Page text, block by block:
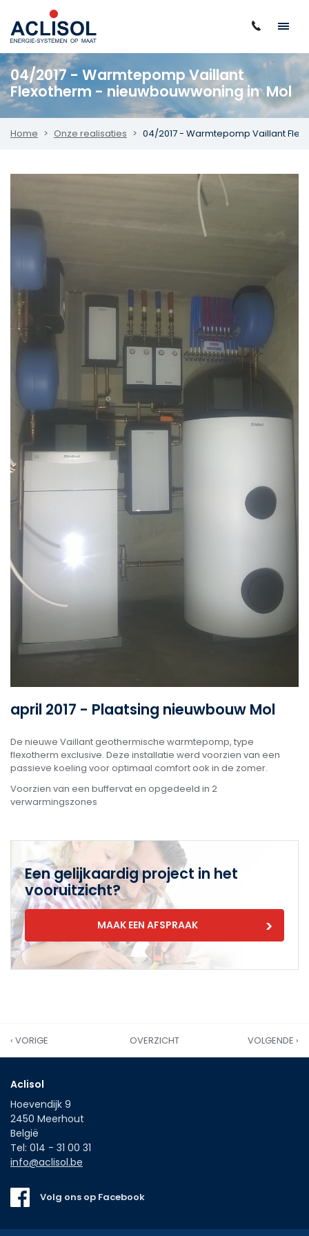
04/2017 - Warmtepomp Vaillant
Flexotherm - nieuwbouwwoning in Mol
Home Onze realisaties 04/2017 - Warmtepomp Vaillant
april 2017 - Plaatsing nieuwbouw Mol
De nieuwe Vaillant geothermische warmtepomp, type
flexotherm exclusive. Deze installatie werd voorzien van een
passieve koeling voor optimaal comfort ook in de zomer.
Voorzien van een buffervat en opgedeeld in 2
verwarmingszones
Een gelijkaardig project in het
vooruitzicht?
MAAK EEN AFSPRAAK
‹ VORIGE VOLGENDE ›
OVERZICHT
Aclisol
Hoevendijk 9
2450 Meerhout
België
Tel: 014 - 31 00 31
info@aclisol.be
Volg ons op Facebook